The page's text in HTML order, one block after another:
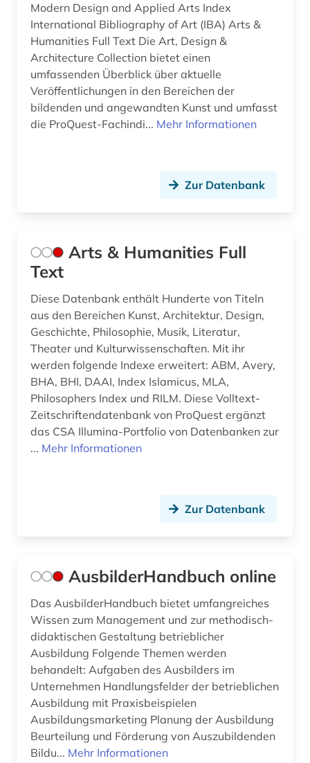
iea (1)
immigration (1)
indien (1)
indikator (1)
indologie (1)
informationskompetenz (1)
informationstechnologie (1)
inklusion (1)
inklusion &lt;soziologie&gt; (2)
integrierte gesamtschule (1)
interkulturelle erziehung (3)
internationaler kreditmarkt (2)
italien (1)
jahrbuch (4)
jahresbericht (3)
japanologie (1)
judaistik (1)
juden (2)
Modern Design and Applied Arts Index
International Bibliography of Art (IBA) Arts &
Humanities Full Text Die Art, Design &
Architecture Collection bietet einen
umfassenden Überblick über aktuelle
Veröffentlichungen in den Bereichen der
bildenden und angewandten Kunst und umfasst
die ProQuest-Fachindi... Mehr Informationen
Zur Datenbank
Arts & Humanities Full
Text
Diese Datenbank enthält Hunderte von Titeln
aus den Bereichen Kunst, Architektur, Design,
Geschichte, Philosophie, Musik, Literatur,
Theater und Kulturwissenschaften. Mit ihr
werden folgende Indexe erweitert: ABM, Avery,
BHA, BHI, DAAI, Index Islamicus, MLA,
Philosophers Index und RILM. Diese Volltext-
Zeitschriftendatenbank von ProQuest ergänzt
das CSA Illumina-Portfolio von Datenbanken zur
... Mehr Informationen
Zur Datenbank
AusbilderHandbuch online
Das AusbilderHandbuch bietet umfangreiches
Wissen zum Management und zur methodisch-
didaktischen Gestaltung betrieblicher
Ausbildung Folgende Themen werden
behandelt: Aufgaben des Ausbilders im
Unternehmen Handlungsfelder der betrieblichen
Ausbildung mit Praxisbeispielen
Ausbildungsmarketing Planung der Ausbildung
Beurteilung und Förderung von Auszubildenden
Bildu... Mehr Informationen